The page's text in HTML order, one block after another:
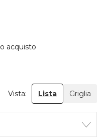
acquisto
Vista: Lista Griglia